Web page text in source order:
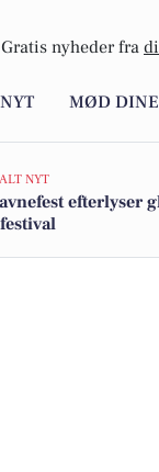
Gratis nyheder fra
MØD
NYT
efterlyser